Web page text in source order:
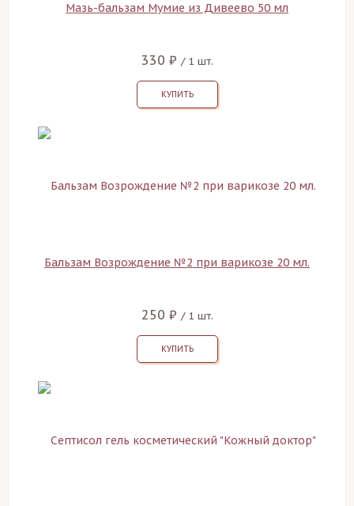
Мазь-бальзам Мумие из Дивеево 50 мл
330 ₽ / 1 шт.
КУПИТЬ
Бальзам Возрождение №2 при варикозе 20 мл.
250 ₽ / 1 шт.
КУПИТЬ